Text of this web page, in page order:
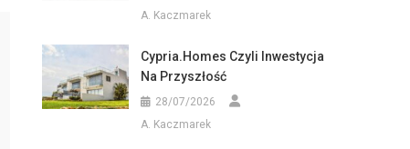
A. Kaczmarek
Cypria.homes Czyli Inwestycja
Na Przyszłość
28/07/2026
A. Kaczmarek